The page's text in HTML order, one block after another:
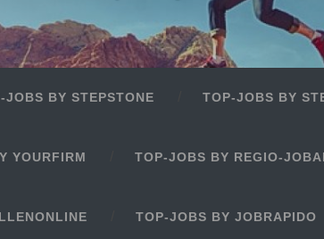
JOBS BY STEPSTONE TOP-JOBS BY
YOURFIRM TOP-JOBS BY REGIO-
TOP-JOBS BY JOBRAPIDO